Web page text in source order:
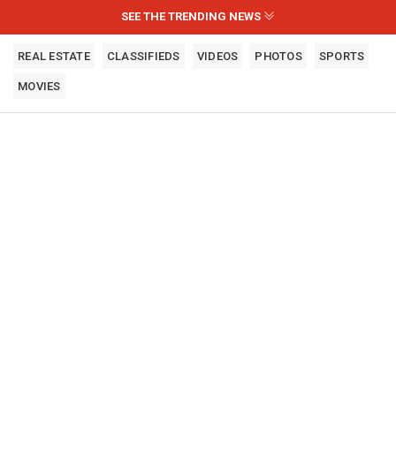
SEE THE TRENDING NEWS
REAL ESTATE CLASSIFIEDS VIDEOS PHOTOS SPORTS
MOVIES